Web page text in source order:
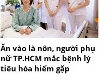
Ăn vào là nôn, người phụ
nữ TP.HCM mắc bệnh lý
tiêu hóa hiếm gặp